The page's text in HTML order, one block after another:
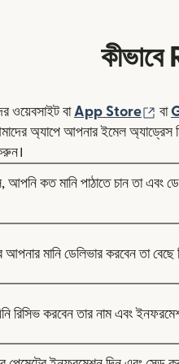
কীভাবে
ওয়েবসাইট বা App Store বা
অ্যাপে আপনার ইমেল অ্যাড্রেস
আপনি কত মানি পাঠাতে চান তা এবং
আপনার মানি ডেলিভার করবেন তা বেছে
রিসিভ করবেন তার নাম এবং